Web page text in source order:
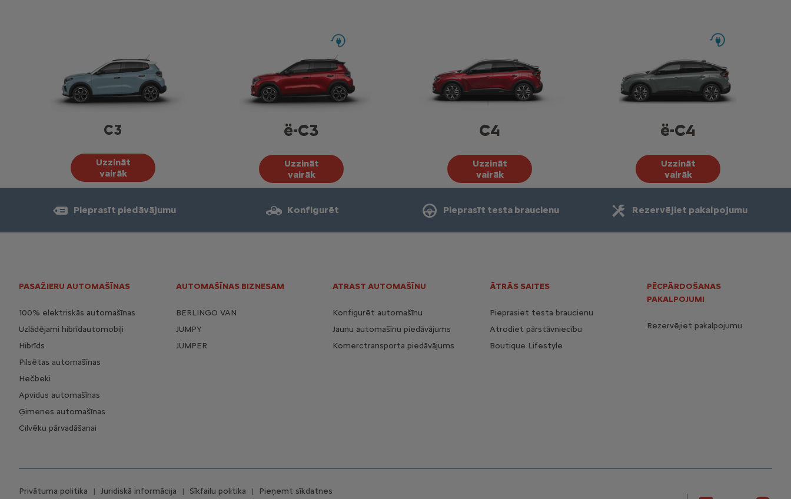
C3
Uzzināt
vairāk
ë-C3
Uzzināt
vairāk
C4
Uzzināt
vairāk
ë-C4
Uzzināt
vairāk
Pieprasīt piedāvājumu Konfigurēt Pieprasīt testa braucienu Rezervējiet pakalpojumu
PASAŽIERU AUTOMAŠĪNAS
100% elektriskās automašīnas
Uzlādējami hibrīdautomobiļi
Hibrīds
Pilsētas automašīnas
Hečbeki
Apvidus automašīnas
Ģimenes automašīnas
Cilvēku pārvadāšanai
AUTOMAŠĪNAS BIZNESAM
BERLINGO VAN
JUMPY
JUMPER
ATRAST AUTOMAŠĪNU
Konfigurēt automašīnu
Jaunu automašīnu piedāvājums
Komerctransporta piedāvājums
ĀTRĀS SAITES
Pieprasiet testa braucienu
Atrodiet pārstāvniecību
Boutique Lifestyle
PĒCPĀRDOŠANAS
PAKALPOJUMI
Rezervējiet pakalpojumu
Privātuma politika Juridiskā informācija Sīkfailu politika Pieņemt sīkdatnes